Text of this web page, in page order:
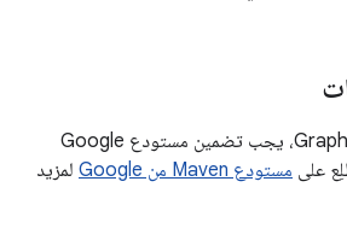
لإضافة اعتمادية على Graphics، يجب تضمين مستودع Google
مستودع Maven من Google
لمزيد